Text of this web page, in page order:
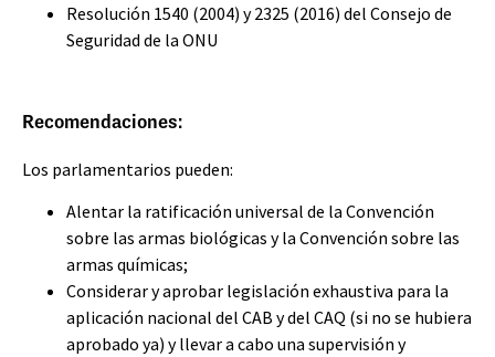
Resolución 1540 (2004) y 2325 (2016) del Consejo de
Seguridad de la ONU
Recomendaciones:
Los parlamentarios pueden:
Alentar la ratificación universal de la Convención
sobre las armas biológicas y la Convención sobre las
armas químicas;
Considerar y aprobar legislación exhaustiva para la
aplicación nacional del CAB y del CAQ (si no se hubiera
aprobado ya) y llevar a cabo una supervisión y